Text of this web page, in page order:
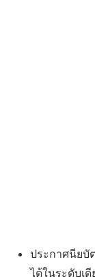
ประกาศนียบั
ได้ในระดับเ